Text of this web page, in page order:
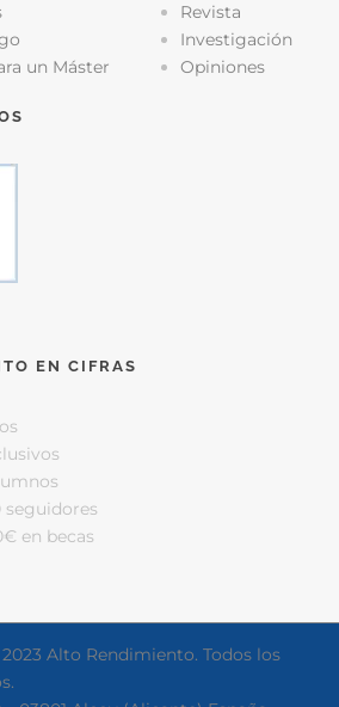
un Máster
Revista
Investigación
Opiniones
EN CIFRAS
seguidores
en becas
Alto Rendimiento. Todos los